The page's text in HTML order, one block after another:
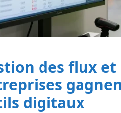
des flux
digitaux